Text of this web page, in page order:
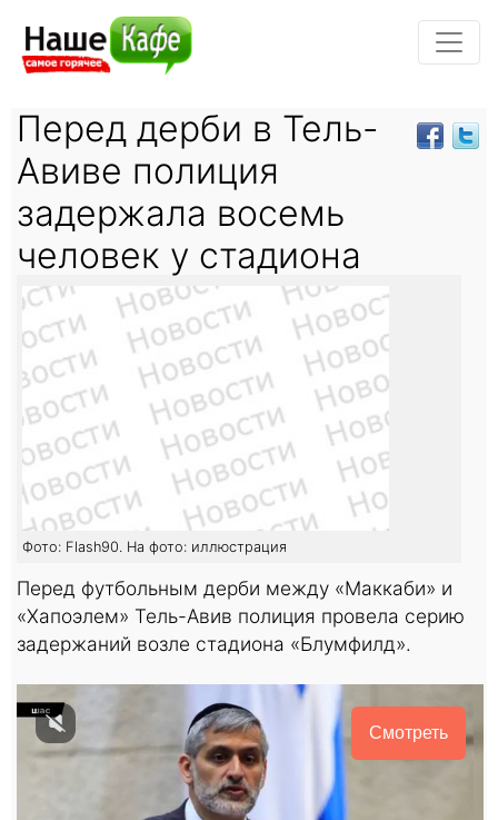
Перед дерби в Тель-
Авиве полиция
задержала восемь
человек у стадиона
Фото: Flash90. На фото: иллюстрация
Перед футбольным дерби между «Маккаби» и
«Хапоэлем» Тель-Авив полиция провела серию
задержаний возле стадиона «Блумфилд».
Смотреть